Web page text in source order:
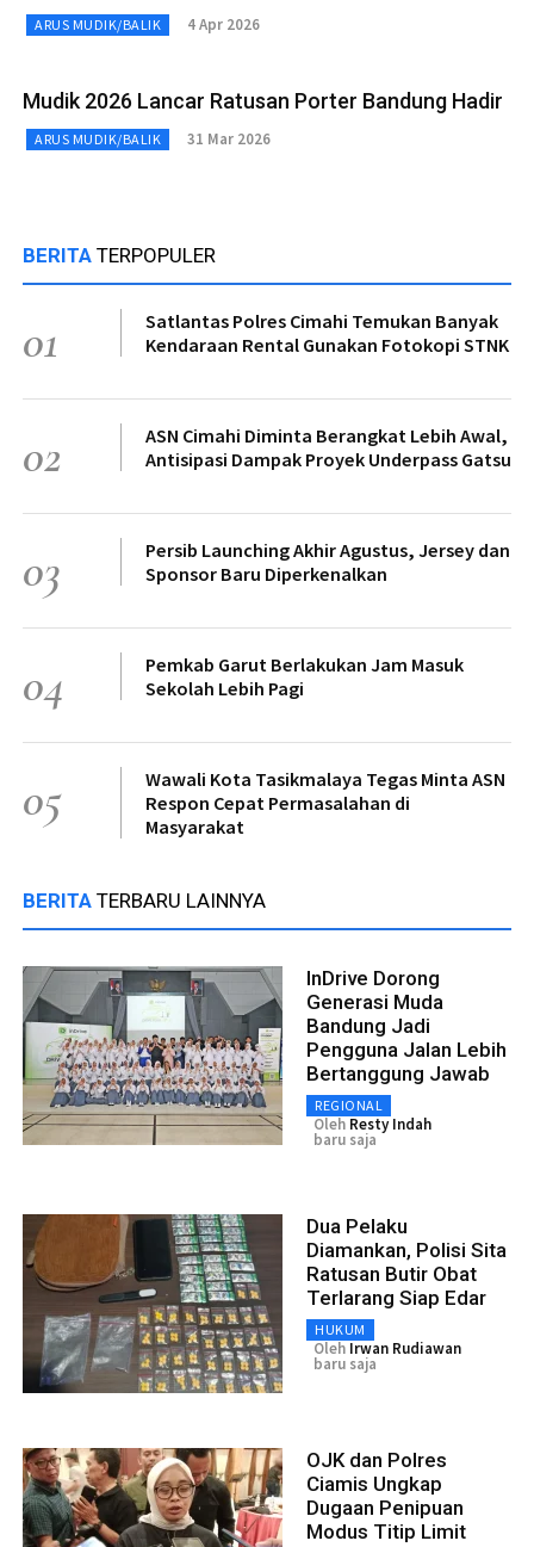
ARUS MUDIK/BALIK 4 Apr 2026
Mudik 2026 Lancar Ratusan Porter Bandung Hadir
ARUS MUDIK/BALIK 31 Mar 2026
BERITA TERPOPULER
01
Satlantas Polres Cimahi Temukan Banyak
Kendaraan Rental Gunakan Fotokopi STNK
02
ASN Cimahi Diminta Berangkat Lebih Awal,
Antisipasi Dampak Proyek Underpass Gatsu
03
Persib Launching Akhir Agustus, Jersey dan
Sponsor Baru Diperkenalkan
04
Pemkab Garut Berlakukan Jam Masuk
Sekolah Lebih Pagi
05
Wawali Kota Tasikmalaya Tegas Minta ASN
Respon Cepat Permasalahan di
Masyarakat
BERITA TERBARU LAINNYA
InDrive Dorong
Generasi Muda
Bandung Jadi
Pengguna Jalan Lebih
Bertanggung Jawab
REGIONAL
Oleh Resty Indah
baru saja
Dua Pelaku
Diamankan, Polisi Sita
Ratusan Butir Obat
Terlarang Siap Edar
HUKUM
Oleh Irwan Rudiawan
baru saja
OJK dan Polres
Ciamis Ungkap
Dugaan Penipuan
Modus Titip Limit